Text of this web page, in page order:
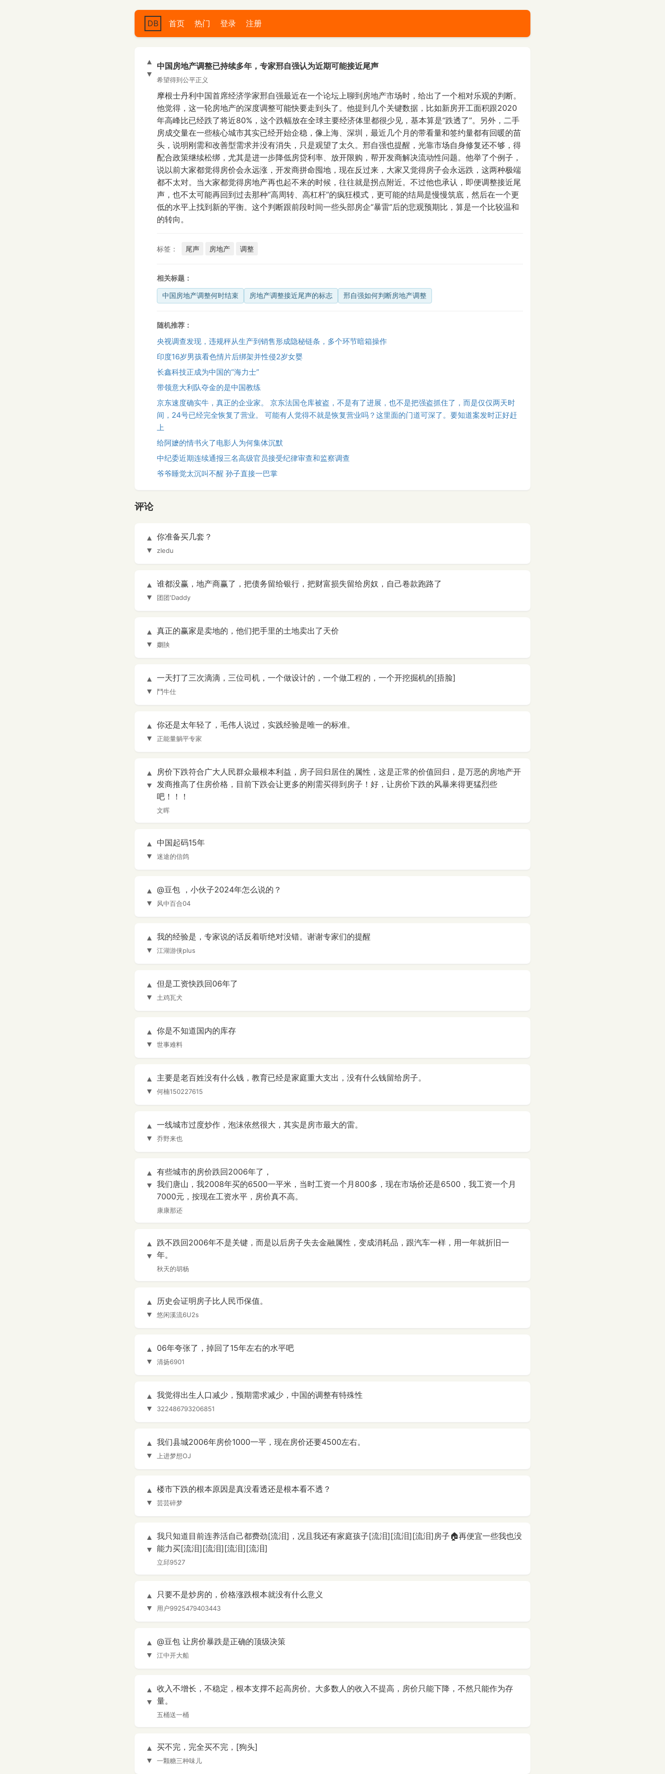
DB 首页 热门 登录 注册
▲
▼
中国房地产调整已持续多年，专家邢自强认为近期可能接近尾声
希望得到公平正义
摩根士丹利中国首席经济学家邢自强最近在一个论坛上聊到房地产市场时，给出了一个相对乐观的判断。
他觉得，这一轮房地产的深度调整可能快要走到头了。他提到几个关键数据，比如新房开工面积跟2020
年高峰比已经跌了将近80%，这个跌幅放在全球主要经济体里都很少见，基本算是“跌透了”。另外，二手
房成交量在一些核心城市其实已经开始企稳，像上海、深圳，最近几个月的带看量和签约量都有回暖的苗
头，说明刚需和改善型需求并没有消失，只是观望了太久。邢自强也提醒，光靠市场自身修复还不够，得
配合政策继续松绑，尤其是进一步降低房贷利率、放开限购，帮开发商解决流动性问题。他举了个例子，
说以前大家都觉得房价会永远涨，开发商拼命囤地，现在反过来，大家又觉得房子会永远跌，这两种极端
都不太对。当大家都觉得房地产再也起不来的时候，往往就是拐点附近。不过他也承认，即便调整接近尾
声，也不太可能再回到过去那种“高周转、高杠杆”的疯狂模式，更可能的结局是慢慢筑底，然后在一个更
低的水平上找到新的平衡。这个判断跟前段时间一些头部房企“暴雷”后的悲观预期比，算是一个比较温和
的转向。
标签： 尾声 房地产 调整
相关标题：
中国房地产调整何时结束 房地产调整接近尾声的标志 邢自强如何判断房地产调整
随机推荐：
央视调查发现，违规秤从生产到销售形成隐秘链条，多个环节暗箱操作
印度16岁男孩看色情片后绑架并性侵2岁女婴
长鑫科技正成为中国的“海力士”
带领意大利队夺金的是中国教练
京东速度确实牛，真正的企业家。 京东法国仓库被盗，不是有了进展，也不是把强盗抓住了，而是仅仅两天时
间，24号已经完全恢复了营业。 可能有人觉得不就是恢复营业吗？这里面的门道可深了。要知道案发时正好赶
上
给阿嬷的情书火了电影人为何集体沉默
中纪委近期连续通报三名高级官员接受纪律审查和监察调查
爷爷睡觉太沉叫不醒 孙子直接一巴掌
评论
▲
▼
你准备买几套？
zIedu
▲
▼
谁都没赢，地产商赢了，把债务留给银行，把财富损失留给房奴，自己卷款跑路了
团团'Daddy
▲
▼
真正的赢家是卖地的，他们把手里的土地卖出了天价
嬼胦
▲
▼
一天打了三次滴滴，三位司机，一个做设计的，一个做工程的，一个开挖掘机的[捂脸]
鬥牛仕
▲
▼
你还是太年轻了，毛伟人说过，实践经验是唯一的标准。
正能量躺平专家
▲
▼
房价下跌符合广大人民群众最根本利益，房子回归居住的属性，这是正常的价值回归，是万恶的房地产开
发商推高了住房价格，目前下跌会让更多的刚需买得到房子！好，让房价下跌的风暴来得更猛烈些
吧！！！
文晖
▲
▼
中国起码15年
迷途的信鸽
▲
▼
@豆包 ，小伙子2024年怎么说的？
风中百合04
▲
▼
我的经验是，专家说的话反着听绝对没错。谢谢专家们的提醒
江湖游侠plus
▲
▼
但是工资快跌回06年了
土鸡瓦犬
▲
▼
你是不知道国内的库存
世事难料
▲
▼
主要是老百姓没有什么钱，教育已经是家庭重大支出，没有什么钱留给房子。
何楠150227615
▲
▼
一线城市过度炒作，泡沫依然很大，其实是房市最大的雷。
乔野来也
▲
▼
有些城市的房价跌回2006年了，
我们唐山，我2008年买的6500一平米，当时工资一个月800多，现在市场价还是6500，我工资一个月
7000元，按现在工资水平，房价真不高。
康康那还
▲
▼
跌不跌回2006年不是关键，而是以后房子失去金融属性，变成消耗品，跟汽车一样，用一年就折旧一
年。
秋天的胡杨
▲
▼
历史会证明房子比人民币保值。
悠闲溪流6U2s
▲
▼
06年夸张了，掉回了15年左右的水平吧
清扬6901
▲
▼
我觉得出生人口减少，预期需求减少，中国的调整有特殊性
322486793206851
▲
▼
我们县城2006年房价1000一平，现在房价还要4500左右。
上进梦想OJ
▲
▼
楼市下跌的根本原因是真没看透还是根本看不透？
芸芸碎梦
▲
▼
我只知道目前连养活自己都费劲[流泪]，况且我还有家庭孩子[流泪][流泪][流泪]房子🏠再便宜一些我也没
能力买[流泪][流泪][流泪][流泪]
立邱9527
▲
▼
只要不是炒房的，价格涨跌根本就没有什么意义
用户9925479403443
▲
▼
@豆包 让房价暴跌是正确的顶级决策
江中开大船
▲
▼
收入不增长，不稳定，根本支撑不起高房价。大多数人的收入不提高，房价只能下降，不然只能作为存
量。
五桶送一桶
▲
▼
买不完，完全买不完，[狗头]
一颗糖三种味儿